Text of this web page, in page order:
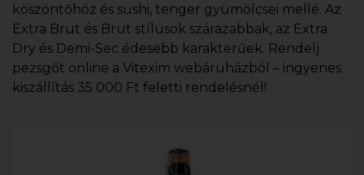
köszöntőhöz és sushi, tenger gyümölcsei mellé. Az
Extra Brut és Brut stílusok szárazabbak, az Extra
Dry és Demi-Sec édesebb karakterűek. Rendelj
pezsgőt online a Vitexim webáruházból – ingyenes
kiszállítás 35 000 Ft feletti rendelésnél!